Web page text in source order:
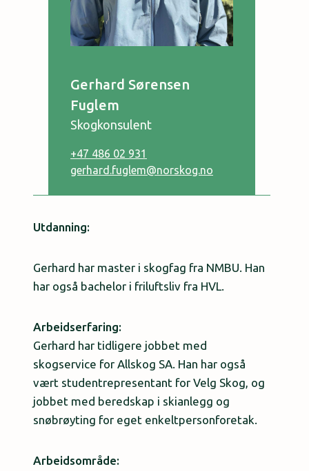
Gerhard Sørensen
Fuglem
Skogkonsulent
+47 486 02 931
gerhard.fuglem@norskog.no
Utdanning:
Gerhard har master i skogfag fra NMBU. Han
har også bachelor i friluftsliv fra HVL.
Arbeidserfaring:
Gerhard har tidligere jobbet med
skogservice for Allskog SA. Han har også
vært studentrepresentant for Velg Skog, og
jobbet med beredskap i skianlegg og
snøbrøyting for eget enkeltpersonforetak.
Arbeidsområde: